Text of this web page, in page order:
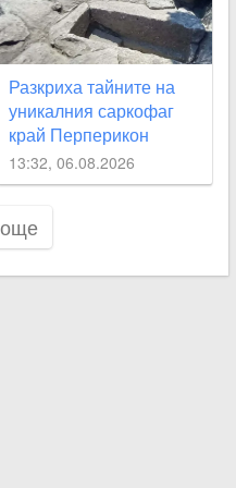
Разкриха тайните на
уникалния саркофаг
край Перперикон
13:32, 06.08.2026